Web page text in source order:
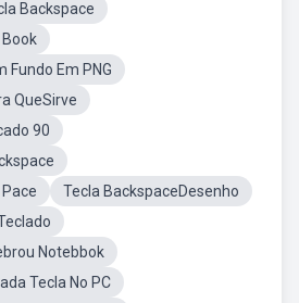
Backspace
Fundo Em PNG
QueSirve
90
Tecla BackspaceDesenho
Notebbok
Tecla No PC